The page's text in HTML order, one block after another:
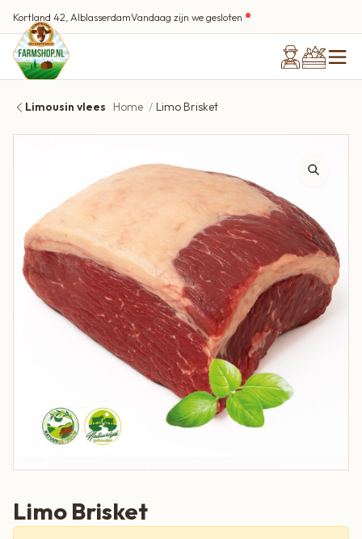
Kortland 42, AlblasserdamVandaag zijn we gesloten
Limousin vlees Home Limo Brisket
Limo Brisket